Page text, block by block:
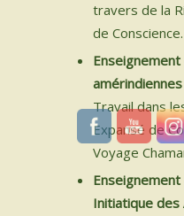
MON COMPTE
MON PANIER
Spanish
0 Article
travers de la
de Conscience.
Travail dans
Expansé de
Voyage
Initiatique des